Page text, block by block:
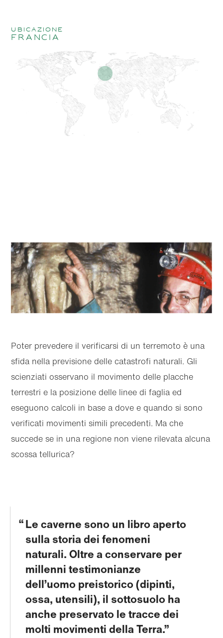
ubicazione
Francia
Poter prevedere il verificarsi di un terremoto è una
sfida nella previsione delle catastrofi naturali. Gli
scienziati osservano il movimento delle placche
terrestri e la posizione delle linee di faglia ed
eseguono calcoli in base a dove e quando si sono
verificati movimenti simili precedenti. Ma che
succede se in una regione non viene rilevata alcuna
scossa tellurica?
Le caverne sono un libro aperto
sulla storia dei fenomeni
naturali. Oltre a conservare per
millenni testimonianze
dell’uomo preistorico (dipinti,
ossa, utensili), il sottosuolo ha
anche preservato le tracce dei
molti movimenti della Terra.